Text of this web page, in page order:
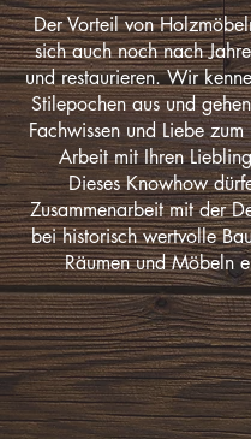
Der Vorteil von
sich auch noch nach
und restaurieren. Wir
Stilepochen aus und
Fachwissen und Liebe
Arbeit mit Ihren
Dieses Knowhow
Zusammenarbeit mit der
bei historisch wertvolle
Räumen und Möbeln